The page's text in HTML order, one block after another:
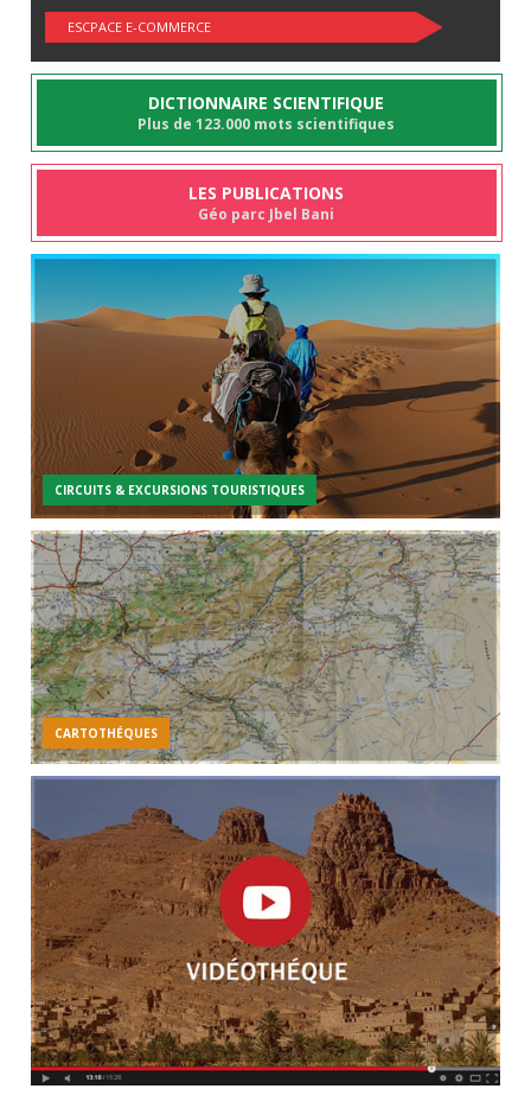
ESCPACE E-COMMERCE
DICTIONNAIRE SCIENTIFIQUE
Plus de 123.000 mots scientifiques
LES PUBLICATIONS
Géo parc Jbel Bani
CIRCUITS & EXCURSIONS TOURISTIQUES
CARTOTHÉQUES